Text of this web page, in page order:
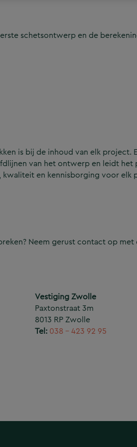
schetsontwerp en de
is bij de inhoud van elk project.
van het ontwerp en leidt het
en kennisborging voor elk
Neem gerust contact op met
Vestiging Zwolle
Paxtonstraat 3m
8013 RP Zwolle
Tel: 038 – 423 92 95